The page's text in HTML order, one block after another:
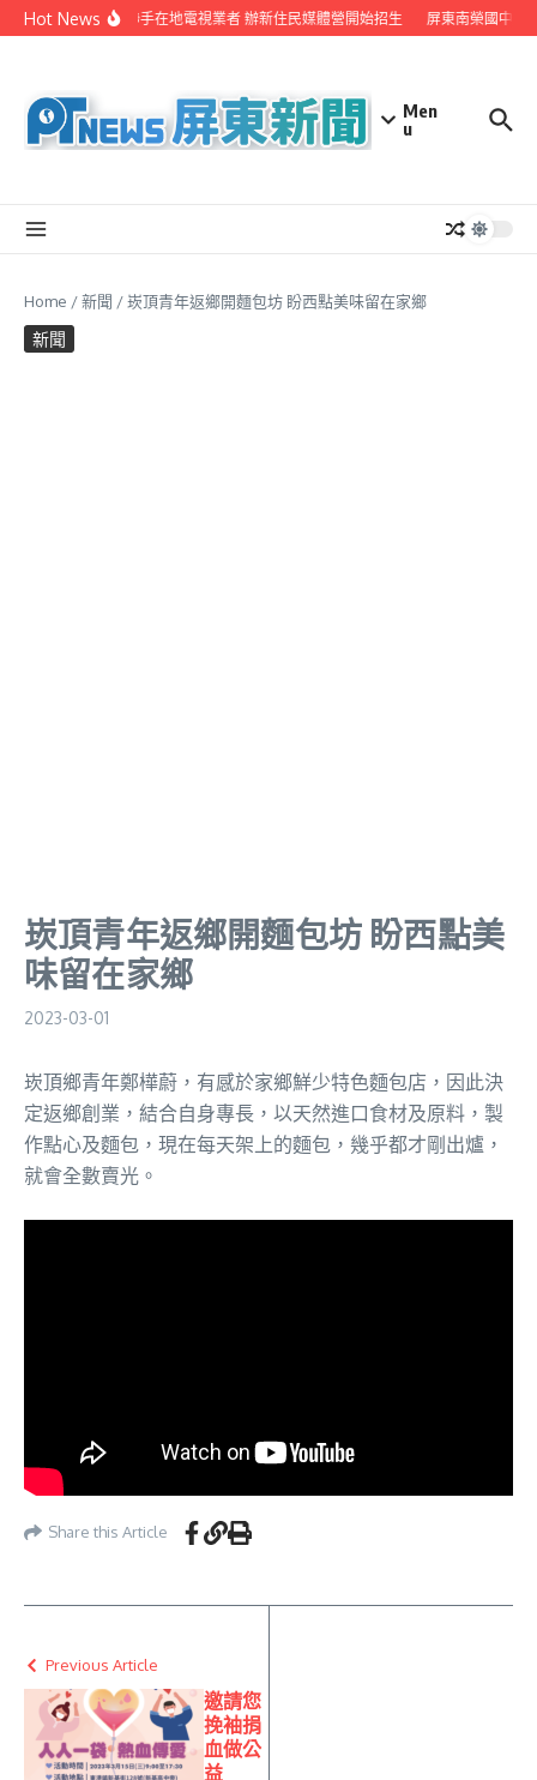
Skip to content
Hot News屏縣府聯手在地電視業者 辦新住民媒體營開始招生 屏東南榮國中赴
Men
u
Home /新聞 /崁頂青年返鄉開麵包坊 盼西點美味留在家鄉
新聞
崁頂青年返鄉開麵包坊 盼西點美
味留在家鄉
2023-03-01
崁頂鄉青年鄭樺蔚，有感於家鄉鮮少特色麵包店，因此決
定返鄉創業，結合自身專長，以天然進口食材及原料，製
作點心及麵包，現在每天架上的麵包，幾乎都才剛出爐，
就會全數賣光。
Share this Article
Previous Article
邀請您
挽袖捐
血做公
益